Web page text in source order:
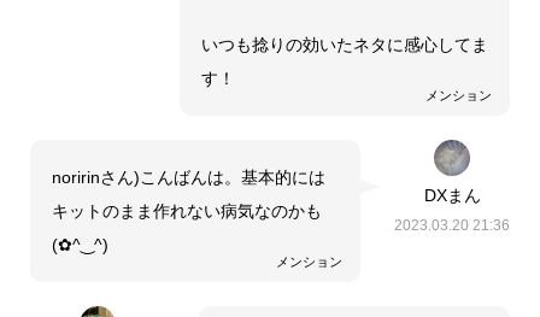
メンション
いつも捻りの効いたネタに感心してま
す！
DXまん
2023.03.20 21:36
メンション
noririnさん)こんばんは。基本的には
キットのまま作れない病気なのかも
(⁠✿⁠^⁠‿⁠^⁠)